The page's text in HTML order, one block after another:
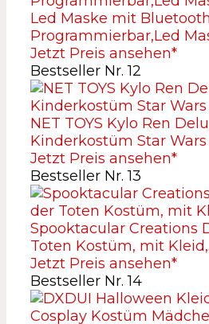
Led Maske mit Bluetooth
Programmierbar,Led
Jetzt Preis ansehen*
Bestseller Nr. 12
NET TOYS Kylo Ren
Kinderkostüm Star Wars
Jetzt Preis ansehen*
Bestseller Nr. 13
Spooktacular Creations
Toten Kostüm, mit
Jetzt Preis ansehen*
Bestseller Nr. 14